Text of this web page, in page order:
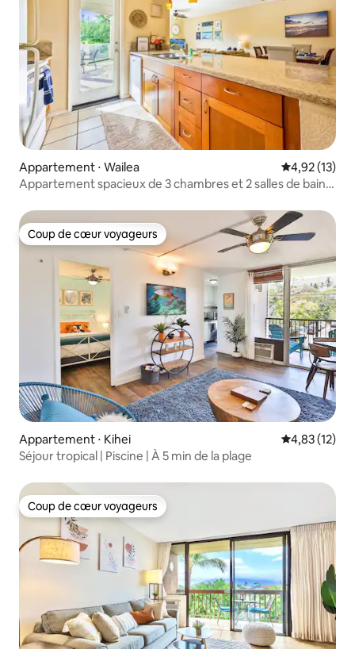
Appartement ⋅ Wailea Évaluation
4,92 (13)
Appartement spacieux de 3 chambres et 2 salles de bain à
Coup de cœur voyageurs
Coup de cœur voyageurs
Appartement ⋅ Kihei Évaluation
4,83 (12)
Séjour tropical | Piscine | À 5 min de la plage
Coup de cœur voyageurs
Coup de cœur voyageurs